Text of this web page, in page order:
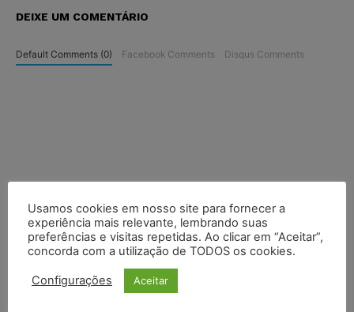
DEIXE UM COMENTÁRIO
Default Comments (0) Facebook Comments Disqus Comments
Usamos cookies em nosso site para fornecer a
experiência mais relevante, lembrando suas
preferências e visitas repetidas. Ao clicar em “Aceitar”,
concorda com a utilização de TODOS os cookies.
Configurações Aceitar